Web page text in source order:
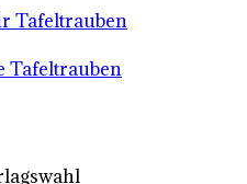
Tafeltrauben
Tafeltrauben